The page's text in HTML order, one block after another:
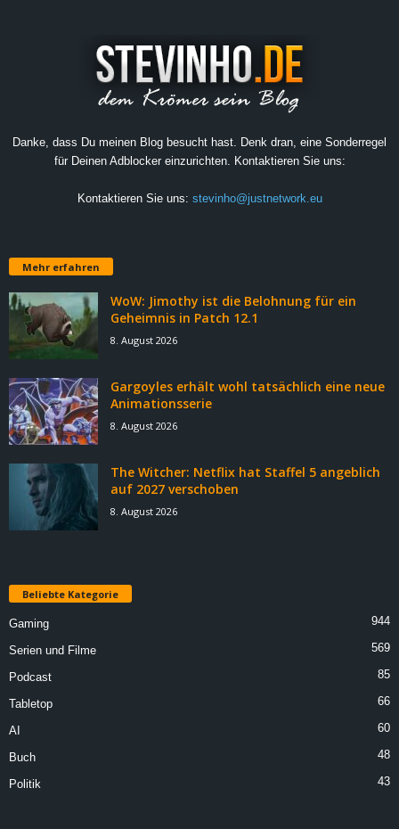
Danke, dass Du meinen Blog besucht hast. Denk dran, eine Sonderregel
für Deinen Adblocker einzurichten. Kontaktieren Sie uns:
Kontaktieren Sie uns: stevinho@justnetwork.eu
Mehr erfahren
WoW: Jimothy ist die Belohnung für ein
Geheimnis in Patch 12.1
8. August 2026
Gargoyles erhält wohl tatsächlich eine neue
Animationsserie
8. August 2026
The Witcher: Netflix hat Staffel 5 angeblich
auf 2027 verschoben
8. August 2026
Beliebte Kategorie
Gaming 944
Serien und Filme 569
Podcast 85
Tabletop 66
AI 60
Buch 48
Politik 43